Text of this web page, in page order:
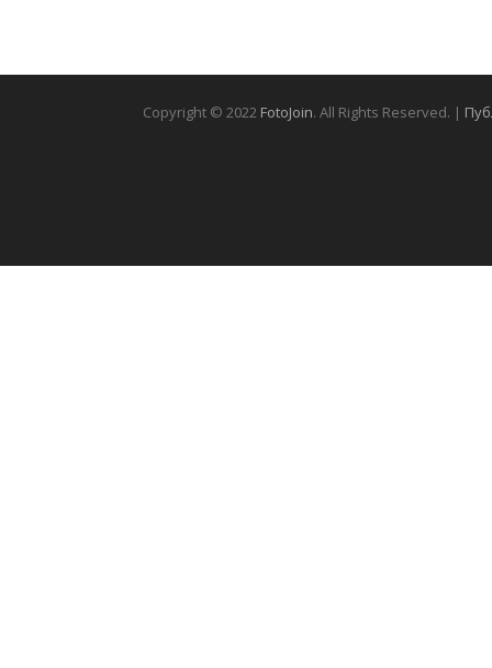
Copyright © 2022 FotoJoin. All Rights Reserved. |